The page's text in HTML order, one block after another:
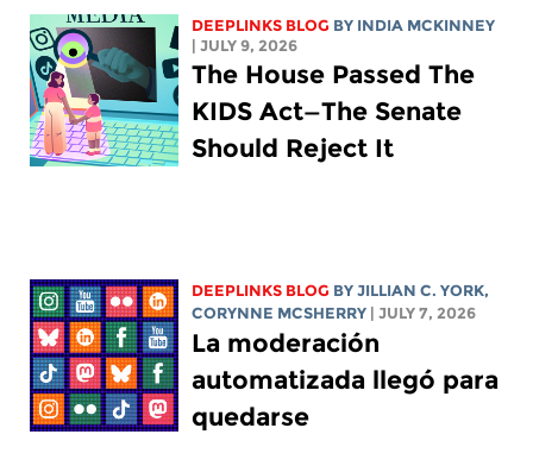
DEEPLINKS BLOG BY INDIA MCKINNEY
| JULY 9, 2026
The House Passed The
KIDS Act—The Senate
Should Reject It
DEEPLINKS BLOG BYJILLIAN C. YORK,
CORYNNE MCSHERRY | JULY 7, 2026
La moderación
automatizada llegó para
quedarse